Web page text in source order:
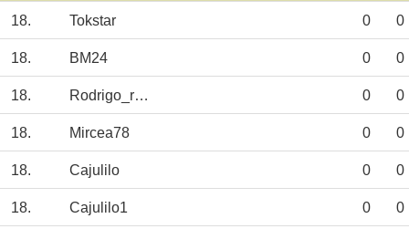
18. Tokstar 0 0
18. BM24 0 0
18. Rodrigo_ryanair 0 0
18. Mircea78 0 0
18. Cajulilo 0 0
18. Cajulilo1 0 0